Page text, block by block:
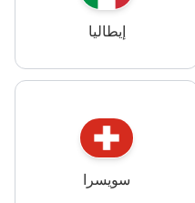
إيطاليا
سويسرا